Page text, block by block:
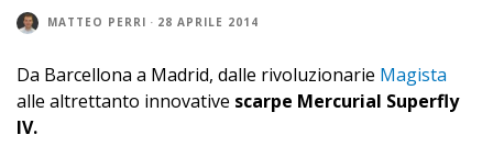
MATTEO PERRI · 28 APRILE 2014
Da Barcellona a Madrid, dalle rivoluzionarie Magista
alle altrettanto innovative scarpe Mercurial Superfly
IV.